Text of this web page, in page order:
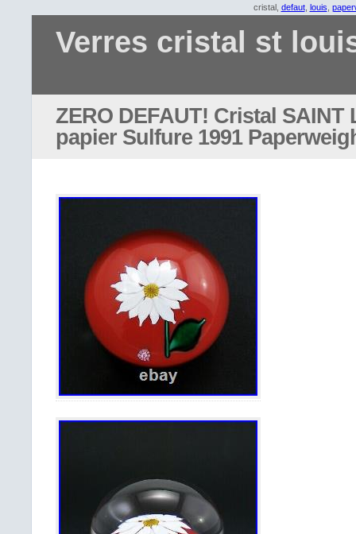
cristal, defaut, louis
Verres cristal st
ZERO DEFAUT! Cristal SAINT
papier Sulfure 1991